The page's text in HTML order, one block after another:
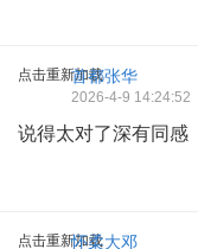
点击重新加载首都张华
2026-4-9 14:24:52
说得太对了深有同感
点击重新加载怀柔大邓